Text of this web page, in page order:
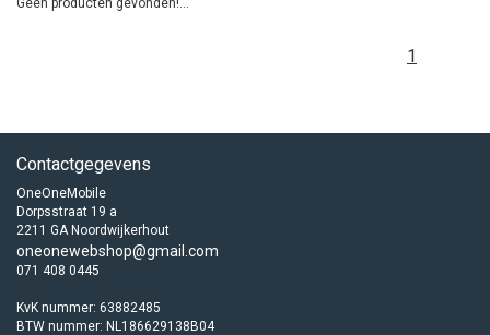
Geen producten gevonden!...
1
Contactgegevens
OneOneMobile
Dorpsstraat 19 a
2211 GA Noordwijkerhout
oneonewebshop@gmail.com
071 408 0445
KvK nummer: 63882485
BTW nummer: NL186629138B04